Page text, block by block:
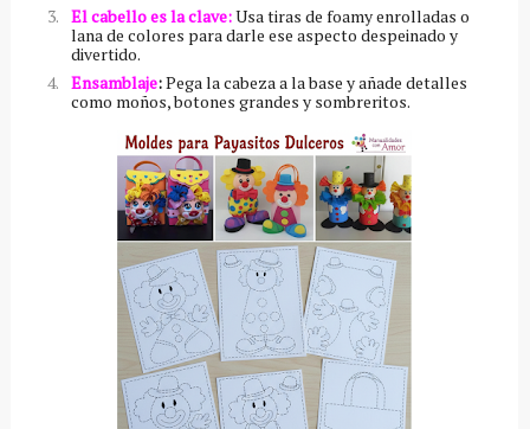
El cabello es la clave:Usa tiras de foamy enrolladas o
lana de colores para darle ese aspecto despeinado y
divertido.
Ensamblaje:Pega la cabeza a la base y añade detalles
como moños, botones grandes y sombreritos.